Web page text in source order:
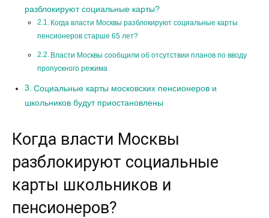
разблокируют социальные карты?
Когда власти Москвы разблокируют социальные карты
пенсионеров старше 65 лет?
Власти Москвы сообщили об отсутствии планов по вводу
пропускного режима
Социальные карты московских пенсионеров и
школьников будут приостановлены
Когда власти Москвы
разблокируют социальные
карты школьников и
пенсионеров?